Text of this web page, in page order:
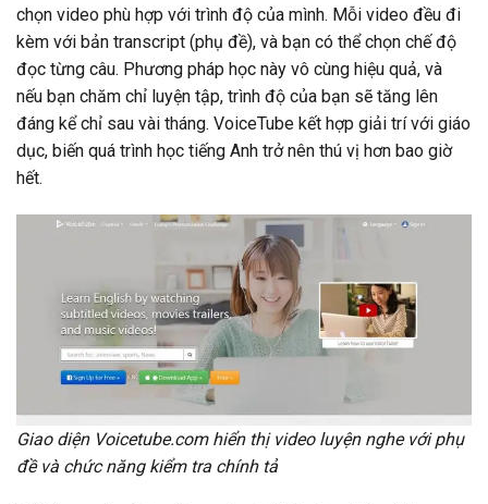
chọn video phù hợp với trình độ của mình. Mỗi video đều đi
kèm với bản transcript (phụ đề), và bạn có thể chọn chế độ
đọc từng câu. Phương pháp học này vô cùng hiệu quả, và
nếu bạn chăm chỉ luyện tập, trình độ của bạn sẽ tăng lên
đáng kể chỉ sau vài tháng. VoiceTube kết hợp giải trí với giáo
dục, biến quá trình học tiếng Anh trở nên thú vị hơn bao giờ
hết.
Giao diện Voicetube.com hiển thị video luyện nghe với phụ
đề và chức năng kiểm tra chính tả